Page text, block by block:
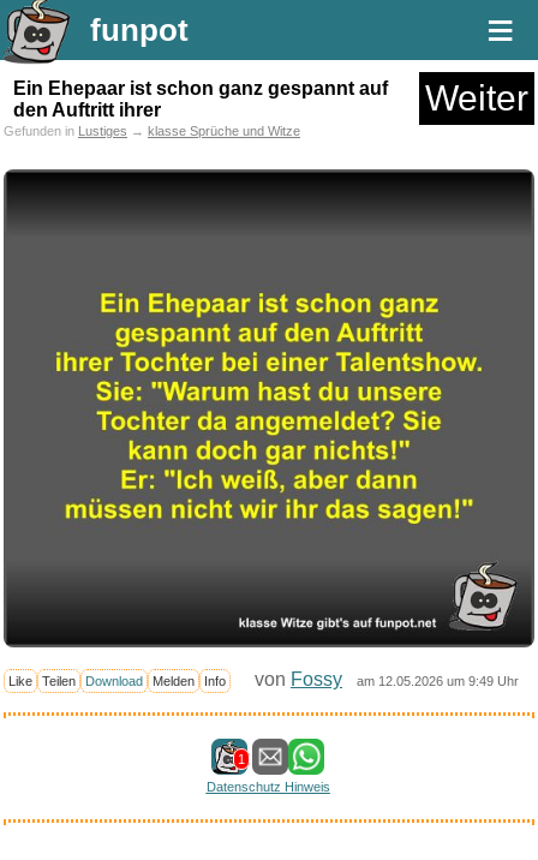
funpot ≡
Ein Ehepaar ist schon ganz gespannt auf
den Auftritt ihrer
Weiter
Gefunden in Lustiges → klasse Sprüche und Witze
Like Teilen Download Melden Info von Fossy am 12.05.2026 um 9:49 Uhr
1
Datenschutz Hinweis